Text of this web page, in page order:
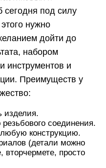
сегодня под силу
нужно
дойти до
набором
инструментов и
Преимуществ у
изделия.
резьбового соединения.
конструкцию.
(детали можно
вторчермете, просто